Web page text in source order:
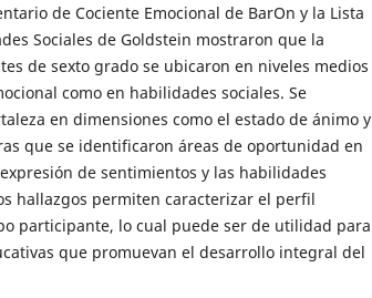
de Cociente Emocional de BarOn y la Lista
Sociales de Goldstein mostraron que la
de sexto grado se ubicaron en niveles medios
como en habilidades sociales. Se
en dimensiones como el estado de ánimo y
que se identificaron áreas de oportunidad en
de sentimientos y las habilidades
hallazgos permiten caracterizar el perfil
participante, lo cual puede ser de utilidad para
que promuevan el desarrollo integral del